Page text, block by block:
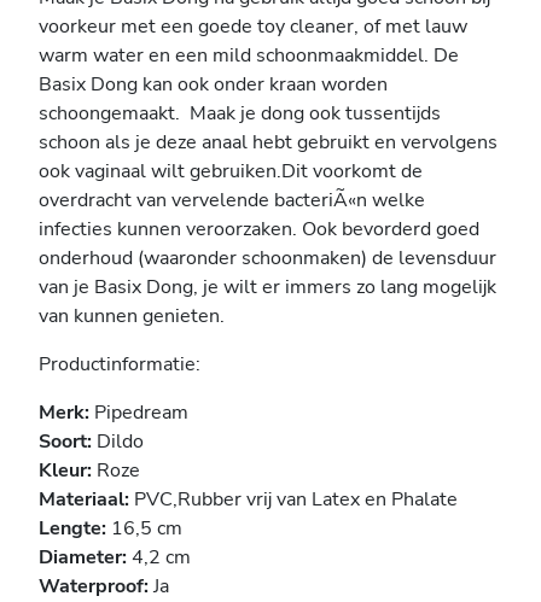
voorkeur met een goede toy cleaner, of met lauw
warm water en een mild schoonmaakmiddel. De
Basix Dong kan ook onder kraan worden
schoongemaakt. Maak je dong ook tussentijds
schoon als je deze anaal hebt gebruikt en vervolgens
ook vaginaal wilt gebruiken.Dit voorkomt de
overdracht van vervelende bacteriÃ«n welke
infecties kunnen veroorzaken. Ook bevorderd goed
onderhoud (waaronder schoonmaken) de levensduur
van je Basix Dong, je wilt er immers zo lang mogelijk
van kunnen genieten.
Productinformatie:
Merk: Pipedream
Soort: Dildo
Kleur: Roze
Materiaal: PVC,Rubber vrij van Latex en Phalate
Lengte: 16,5 cm
Diameter:4,2 cm
Waterproof:Ja